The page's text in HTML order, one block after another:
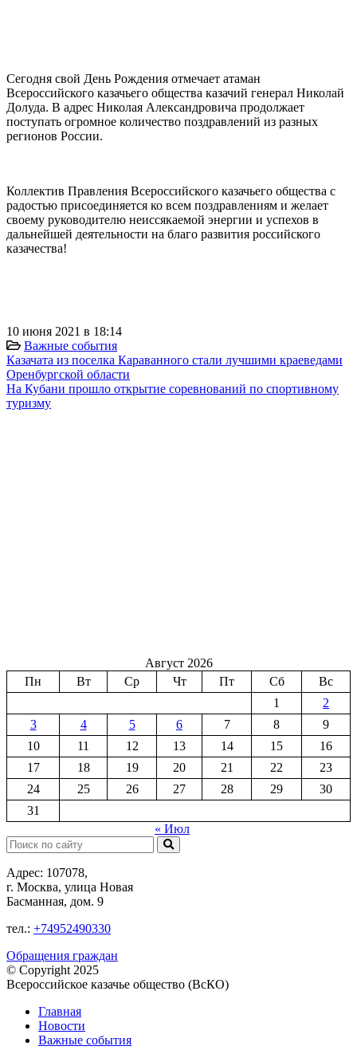
Сегодня свой День Рождения отмечает атаман
Всероссийского казачьего общества казачий генерал Николай
Долуда. В адрес Николая Александровича продолжает
поступать огромное количество поздравлений из разных
регионов России.
Коллектив Правления Всероссийского казачьего общества с
радостью присоединяется ко всем поздравлениям и желает
своему руководителю неиссякаемой энергии и успехов в
дальнейшей деятельности на благо развития российского
казачества!
10 июня 2021 в 18:14
Важные события
Казачата из поселка Караванного стали лучшими краеведами
Оренбургской области
На Кубани прошло открытие соревнований по спортивному
туризму
Август 2026
Пн
Вт Ср Чт Пт Сб
Вс
1
2
3
4 5 6 7 8
9
10
11 12 13 14 15
16
17
18 19 20 21 22
23
24
25 26 27 28 29
30
31
« Июл
Поиск:
Адрес: 107078,
г. Москва, улица Новая
Басманная, дом. 9
тел.: +74952490330
Обращения граждан
© Copyright 2025
Всероссийское казачье общество (ВсКО)
Главная
Новости
Важные события